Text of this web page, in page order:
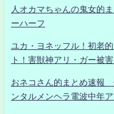
人オカマちゃんの鬼女的
ーハーフ
ユカ・ヨネッフル！初老
ト！害獣神アリ・ガー被
おネコさん的まとめ速報
ンタルメンヘラ電波中年